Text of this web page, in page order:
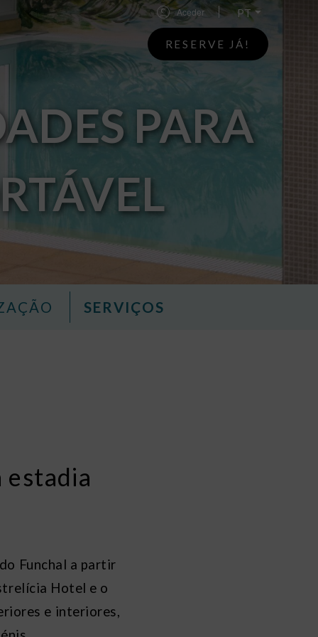
Aceder
RESERVE JÁ!
PARA
SERVIÇOS
estadia
Funchal a partir
Hotel e o
e interiores,